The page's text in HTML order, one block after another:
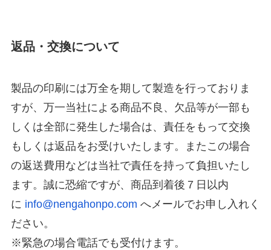
返品・交換について
製品の印刷には万全を期して製造を行っておりま
すが、万一当社による商品不良、欠品等が一部も
しくは全部に発生した場合は、責任をもって交換
もしくは返品をお受けいたします。またこの場合
の返送費用などは当社で責任を持って負担いたし
ます。誠に恐縮ですが、商品到着後７日以内
に info@nengahonpo.com へメールでお申し入れく
ださい。
※緊急の場合電話でも受付けます。